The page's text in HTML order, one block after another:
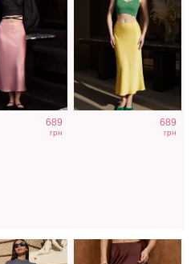
689
грн
689
грн
черная
юбка
Трендовая
атласная юбка
шоколадного